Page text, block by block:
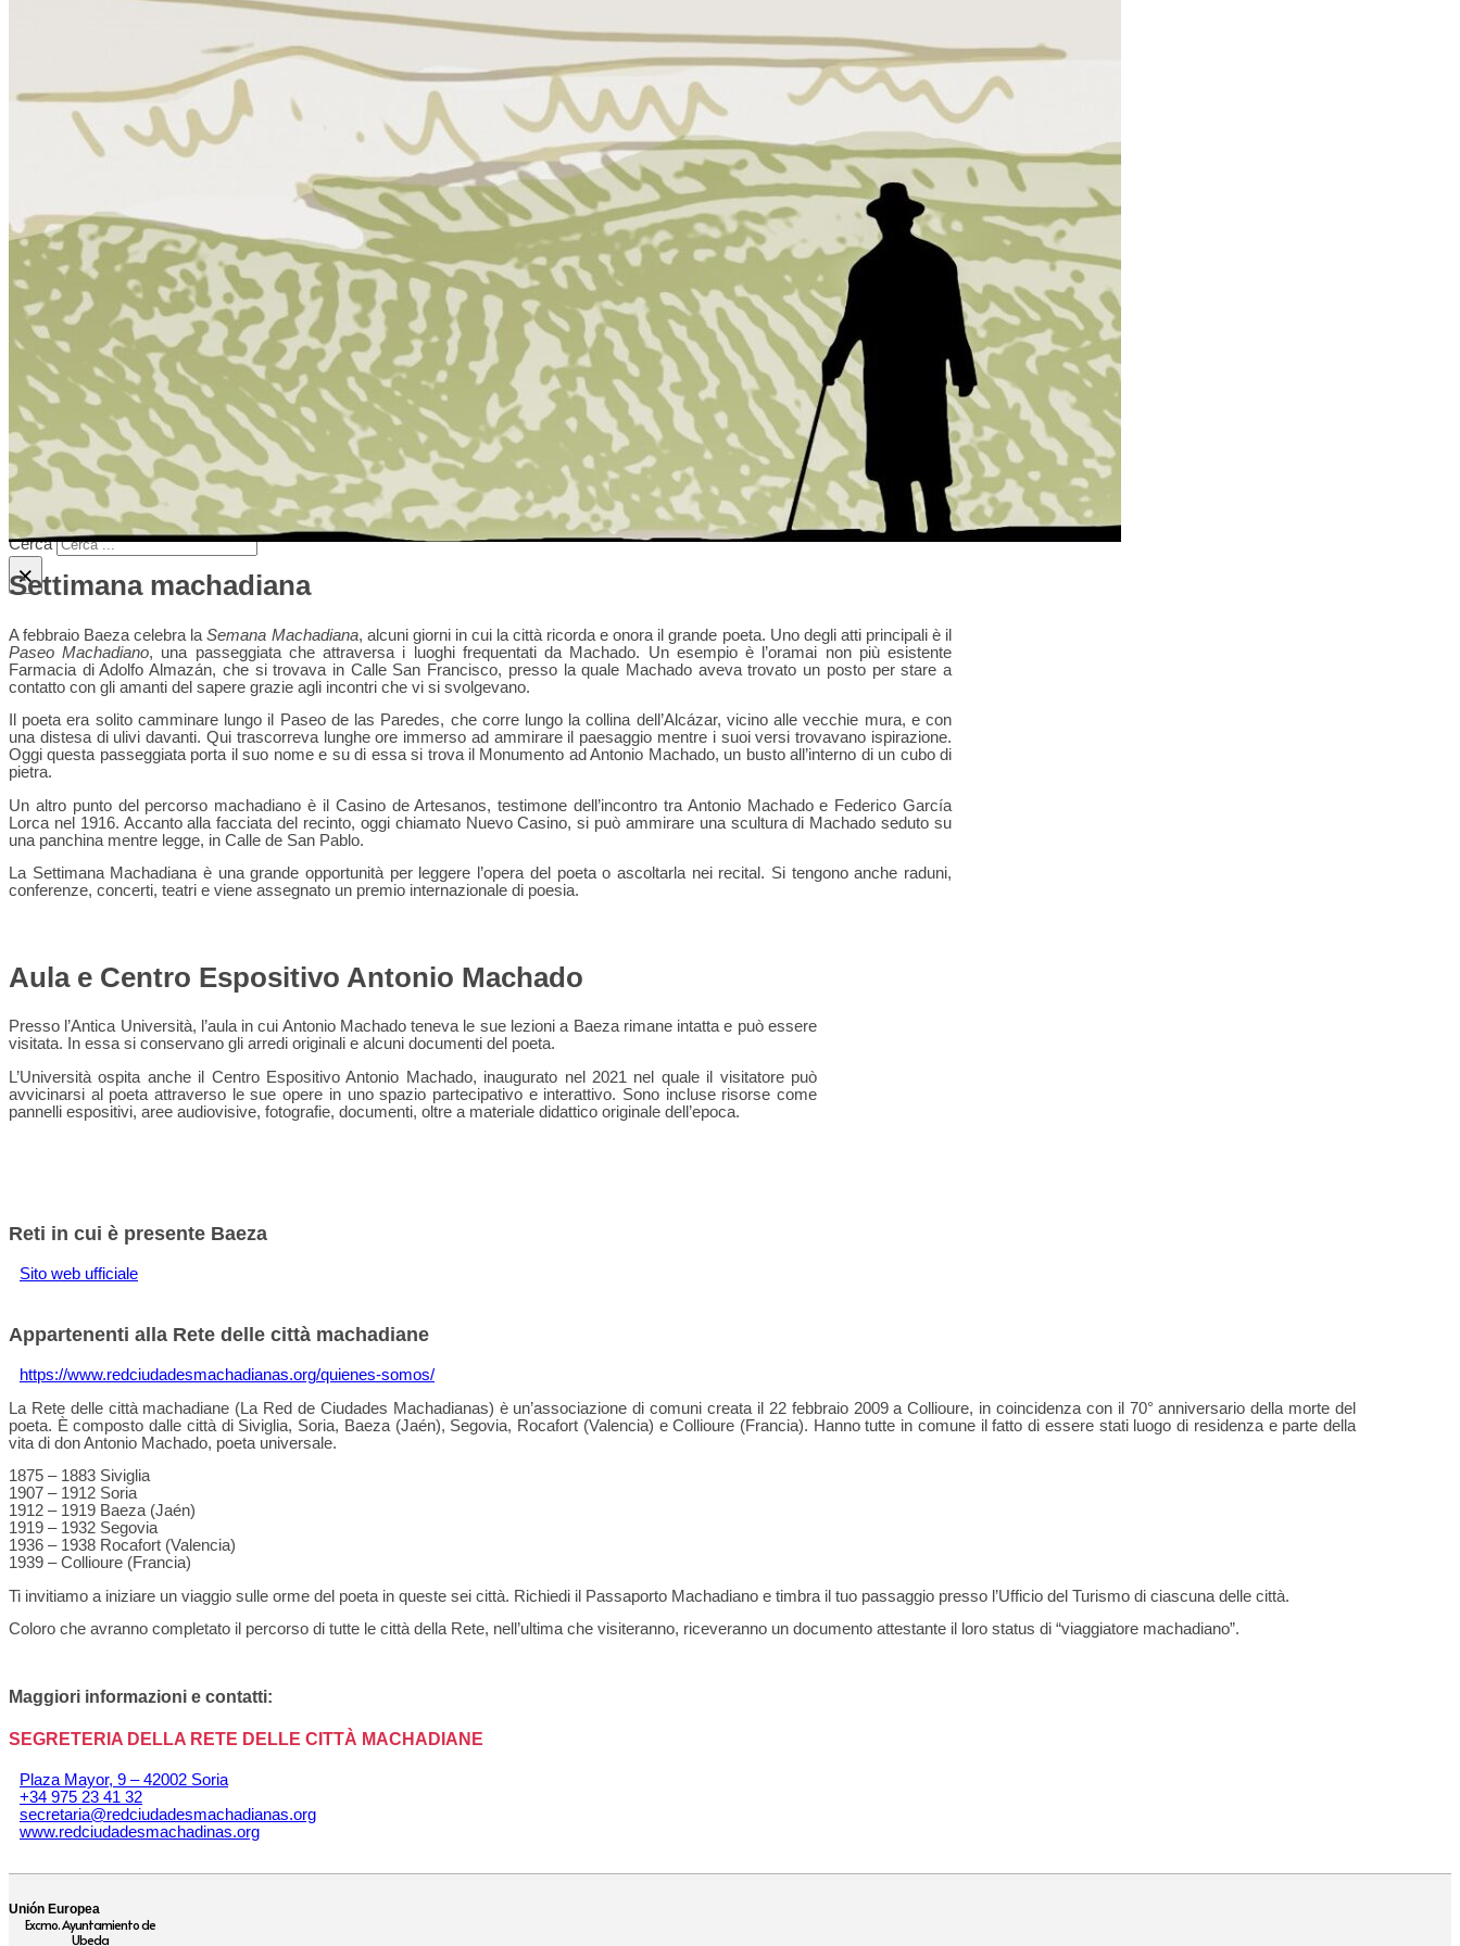
COSA VEDERE – LAGUNA GRANDE
TOUR E GUIDE MONUMENTALI
OLEOTURISMO
GASTRONOMIA DI BAEZA
VACANZE E SETTIMANA SANTA
COSA SAPERE
ANTONIO MACHADO A BAEZA
BAEZA, UN SET CINEMATOGRAFICO
BAEZA, CITTÀ UNIVERSITARIA
TURISMO FAMILIARE A BAEZA
RETI COLLABORATIVE
ORGANIZZA LA TUA VISITA
ALLOGGI
RISTORANTI
ALTRI SERVIZI TURISTICI
MAPPE
COME ARRIVARE
PARCHEGGI E TRASPORTI PUBBLICI
UFFICIO TURISTICO
BAEZA ACCESSIBILE
BAEZA, PATRIMONIO MONDIALE
Cerca nel sito
Cerca
×
Settimana machadiana
A febbraio Baeza celebra laSemana Machadiana, alcuni giorni in cui la città ricorda e onora il grande poeta. Uno degli atti principali è il
Paseo Machadiano, una passeggiata che attraversa i luoghi frequentati da Machado. Un esempio è l’oramai non più esistente
Farmacia di Adolfo Almazán, che si trovava in Calle San Francisco, presso la quale Machado aveva trovato un posto per stare a
contatto con gli amanti del sapere grazie agli incontri che vi si svolgevano.
Il poeta era solito camminare lungo il Paseo de las Paredes, che corre lungo la collina dell’Alcázar, vicino alle vecchie mura, e con
una distesa di ulivi davanti. Qui trascorreva lunghe ore immerso ad ammirare il paesaggio mentre i suoi versi trovavano ispirazione.
Oggi questa passeggiata porta il suo nome e su di essa si trova il Monumento ad Antonio Machado, un busto all’interno di un cubo di
pietra.
Un altro punto del percorso machadiano è il Casino de Artesanos, testimone dell’incontro tra Antonio Machado e Federico García
Lorca nel 1916. Accanto alla facciata del recinto, oggi chiamato Nuevo Casino, si può ammirare una scultura di Machado seduto su
una panchina mentre legge, in Calle de San Pablo.
La Settimana Machadiana è una grande opportunità per leggere l’opera del poeta o ascoltarla nei recital. Si tengono anche raduni,
conferenze, concerti, teatri e viene assegnato un premio internazionale di poesia.
Aula e Centro Espositivo Antonio Machado
Presso l’Antica Università, l’aula in cui Antonio Machado teneva le sue lezioni a Baeza rimane intatta e può essere
visitata. In essa si conservano gli arredi originali e alcuni documenti del poeta.
L’Università ospita anche il Centro Espositivo Antonio Machado, inaugurato nel 2021 nel quale il visitatore può
avvicinarsi al poeta attraverso le sue opere in uno spazio partecipativo e interattivo. Sono incluse risorse come
pannelli espositivi, aree audiovisive, fotografie, documenti, oltre a materiale didattico originale dell’epoca.
Reti in cui è presente Baeza
Sito web ufficiale
Appartenenti alla Rete delle città machadiane
https://www.redciudadesmachadianas.org/quienes-somos/
La Rete delle città machadiane (La Red de Ciudades Machadianas) è un’associazione di comuni creata il 22 febbraio 2009 a Collioure, in coincidenza con il 70° anniversario della morte del
poeta. È composto dalle città di Siviglia, Soria, Baeza (Jaén), Segovia, Rocafort (Valencia) e Collioure (Francia). Hanno tutte in comune il fatto di essere stati ​​luogo di residenza e parte della
vita di don Antonio Machado, poeta universale.
1875 – 1883 Siviglia
1907 – 1912 Soria
1912 – 1919 Baeza (Jaén)
1919 – 1932 Segovia
1936 – 1938 Rocafort (Valencia)
1939 – Collioure (Francia)
Ti invitiamo a iniziare un viaggio sulle orme del poeta in queste sei città. Richiedi il Passaporto Machadiano e timbra il tuo passaggio presso l’Ufficio del Turismo di ciascuna delle città.
Coloro che avranno completato il percorso di tutte le città della Rete, nell’ultima che visiteranno, riceveranno un documento attestante il loro status di “viaggiatore machadiano”.
Maggiori informazioni e contatti:
SEGRETERIA DELLA RETE DELLE CITTÀ MACHADIANE
Plaza Mayor, 9 – 42002 Soria
+34 975 23 41 32
secretaria@redciudadesmachadianas.org
www.redciudadesmachadinas.org
Unión Europea
Excmo. Ayuntamiento de
Ubeda